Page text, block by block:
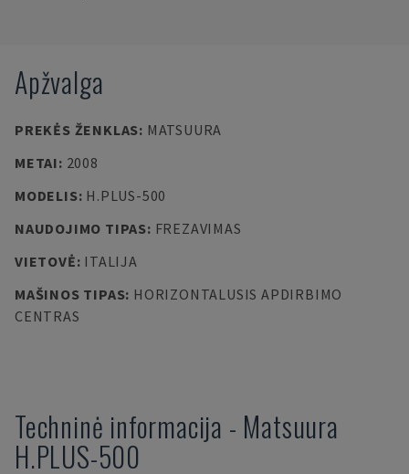
Apžvalga
PREKĖS ŽENKLAS: MATSUURA
METAI: 2008
MODELIS: H.PLUS-500
NAUDOJIMO TIPAS: FREZAVIMAS
VIETOVĖ: ITALIJA
MAŠINOS TIPAS: HORIZONTALUSIS APDIRBIMO
CENTRAS
Techninė informacija - Matsuura
H.PLUS-500